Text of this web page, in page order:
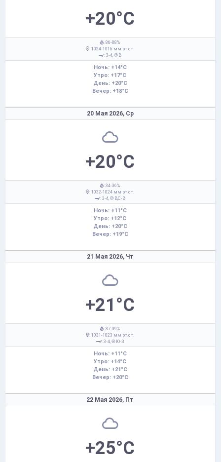
+20°C
: 86-88%
: 1024-1016 мм рт.ст.
: 3-4,
В
Ночь: +14°C
Утро: +17°C
День: +20°C
Вечер: +18°C
20 Мая 2026, Ср
+20°C
: 34-36%
: 1032-1024 мм рт.ст.
: 3-4,
В,С-В
Ночь: +11°C
Утро: +12°C
День: +20°C
Вечер: +19°C
21 Мая 2026, Чт
+21°C
: 37-39%
: 1031-1023 мм рт.ст.
: 3-4,
Ю-З
Ночь: +11°C
Утро: +14°C
День: +21°C
Вечер: +20°C
22 Мая 2026, Пт
+25°C